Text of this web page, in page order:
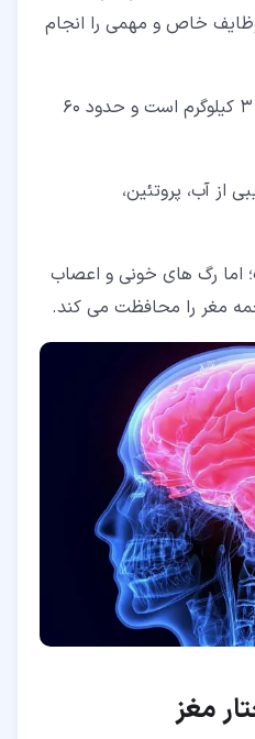
خاص و مهمی را انجام
وزن مغز یک بزرگسال حدود 3 کیلوگرم است و حدود 60
از آب، پروتئین،
اما رگ های خونی و اعصاب
مغر را محافظت می کند.
مغز